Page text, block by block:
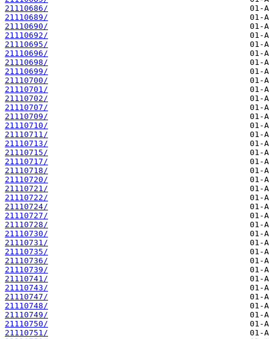
21110686/
21110689/
21110690/
21110692/
21110695/
21110696/
21110698/
21110699/
21110700/
21110701/
21110702/
21110707/
21110709/
21110710/
21110711/
21110713/
21110715/
21110717/
21110718/
21110720/
21110721/
21110722/
21110724/
21110727/
21110728/
21110730/
21110731/
21110735/
21110736/
21110739/
21110741/
21110743/
21110747/
21110748/
21110749/
21110750/
21110751/